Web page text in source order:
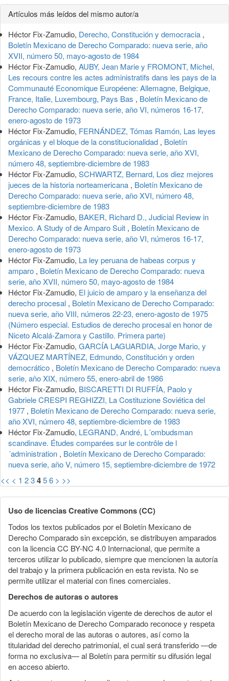
Detalles
del
artículo
Artículos más leídos del mismo autor/a
Héctor Fix-Zamudio, Derecho, Constitución y democracia ,
Boletín Mexicano de Derecho Comparado: nueva serie, año
XVII, número 50, mayo-agosto de 1984
Héctor Fix-Zamudio, AUBY, Jean Marie y FROMONT, Michel,
Les recours contre les actes administratifs dans les pays de la
Communauté Economique Européene: Allemagne, Belgique,
France, Italie, Luxembourg, Pays Bas , Boletín Mexicano de
Derecho Comparado: nueva serie, año VI, números 16-17,
enero-agosto de 1973
Héctor Fix-Zamudio, FERNÁNDEZ, Tómas Ramón, Las leyes
orgánicas y el bloque de la constitucionalidad , Boletín
Mexicano de Derecho Comparado: nueva serie, año XVI,
número 48, septiembre-diciembre de 1983
Héctor Fix-Zamudio, SCHWARTZ, Bernard, Los diez mejores
jueces de la historia norteamericana , Boletín Mexicano de
Derecho Comparado: nueva serie, año XVI, número 48,
septiembre-diciembre de 1983
Héctor Fix-Zamudio, BAKER, Richard D., Judicial Review in
Mexico. A Study of de Amparo Suit , Boletín Mexicano de
Derecho Comparado: nueva serie, año VI, números 16-17,
enero-agosto de 1973
Héctor Fix-Zamudio, La ley peruana de habeas corpus y
amparo , Boletín Mexicano de Derecho Comparado: nueva
serie, año XVII, número 50, mayo-agosto de 1984
Héctor Fix-Zamudio, El juicio de amparo y la enseñanza del
derecho procesal , Boletín Mexicano de Derecho Comparado:
nueva serie, año VIII, números 22-23, enero-agosto de 1975
(Número especial. Estudios de derecho procesal en honor de
Niceto Alcalá-Zamora y Castillo. Primera parte)
Héctor Fix-Zamudio, GARCÍA LAGUARDIA, Jorge Mario, y
VÁZQUEZ MARTÍNEZ, Edmundo, Constitución y orden
democrático , Boletín Mexicano de Derecho Comparado: nueva
serie, año XIX, número 55, enero-abril de 1986
Héctor Fix-Zamudio, BISCARETTI DI RUFFÍA, Paolo y
Gabriele CRESPI REGHIZZI, La Costituzione Soviética del
1977 , Boletín Mexicano de Derecho Comparado: nueva serie,
año XVI, número 48, septiembre-diciembre de 1983
Héctor Fix-Zamudio, LEGRAND, André, L´ombudsman
scandinave. Études comparées sur le contrôle de l
´administration , Boletín Mexicano de Derecho Comparado:
nueva serie, año V, número 15, septiembre-diciembre de 1972
<< < 1 23456 > >>
Uso de licencias Creative Commons (CC)
Todos los textos publicados por el Boletín Mexicano de
Derecho Comparado sin excepción, se distribuyen amparados
con la licencia CC BY-NC 4.0 Internacional, que permite a
terceros utilizar lo publicado, siempre que mencionen la autoría
del trabajo y la primera publicación en esta revista. No se
permite utilizar el material con fines comerciales.
Derechos de autoras o autores
De acuerdo con la legislación vigente de derechos de autor el
Boletín Mexicano de Derecho Comparado reconoce y respeta
el derecho moral de las autoras o autores, así como la
titularidad del derecho patrimonial, el cual será transferido —de
forma no exclusiva— al Boletín para permitir su difusión legal
en acceso abierto.